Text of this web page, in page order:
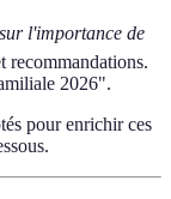
l'importance de
recommandations.
2026".
pour enrichir ces